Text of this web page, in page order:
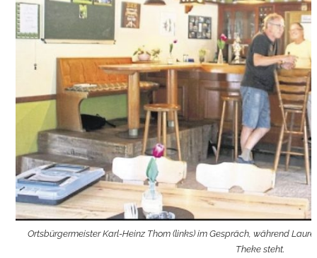
Ortsbürgermeister Karl-Heinz Thom (links) im Gespräch, während
Theke steht.